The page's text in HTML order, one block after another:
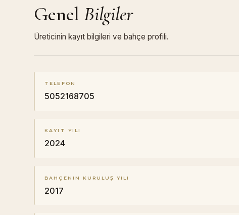
GenelBilgiler
Üreticinin kayıt bilgileri ve bahçe profili.
TELEFON
5052168705
KAYIT YILI
2024
BAHÇENIN KURULUŞ YILI
2017